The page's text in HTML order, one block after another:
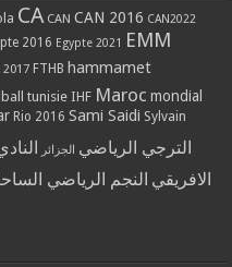
CA CAN CAN 2016 CAN2022
2016 Egypte 2021 EMM
2017 FTHB hammamet
tunisie IHF Maroc mondial
Rio 2016 Sami Saidi Sylvain
الترجي الرياضي الجزائر
الافريقي النجم الرياضي